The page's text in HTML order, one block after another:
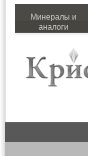
Минералы и
аналоги